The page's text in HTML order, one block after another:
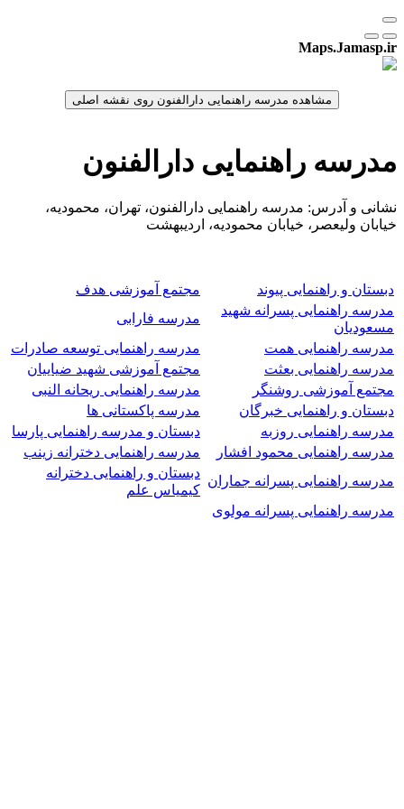
Maps.Jamasp.ir
مدرسه راهنمایی دارالفنون
نشانی و آدرس: مدرسه راهنمایی دارالفنون، تهران، محمودیه،
خیابان ولیعصر، خیابان محمودیه، اردیبهشت
دبستان و راهنمایی پیوند
مجتمع آموزشی هدف
مدرسه راهنمایی پسرانه شهید
مسعودیان
مدرسه فارابی
مدرسه راهنمایی همت
مدرسه راهنمایی توسعه صادرات
مدرسه راهنمایی بعثت
مجتمع آموزشی شهید ضیاییان
مجتمع آموزشی روشنگر
مدرسه راهنمایی ریحانه النبی
دبستان و راهنمایی خبرگان
مدرسه پاکستانی ها
مدرسه راهنمایی روزبه
دبستان و مدرسه راهنمایی پارسا
مدرسه راهنمایی محمود افشار
مدرسه راهنمایی دخترانه زینب
مدرسه راهنمایی پسرانه جماران
دبستان و راهنمایی دخترانه
کیمیاس علم
مدرسه راهنمایی پسرانه مولوی